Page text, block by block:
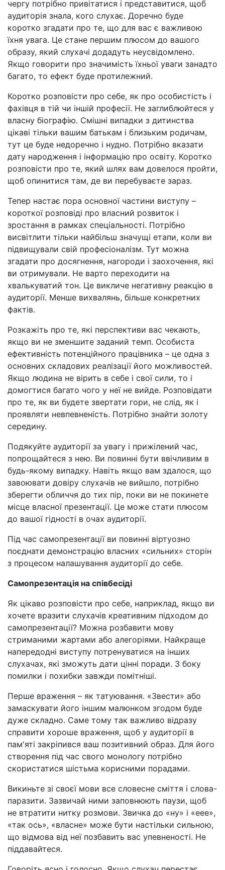
чергу потрібно привітатися і представитися, щоб
аудиторія знала, кого слухає. Доречно буде
коротко згадати про те, що для вас є важливою
їхня увага. Це стане першим плюсом до вашого
образу, який слухачі додадуть неусвідомлено.
Якщо говорити про значимість їхньої уваги занадто
багато, то ефект буде протилежний.
Коротко розповісти про себе, як про особистість і
фахівця в тій чи іншій професії. Не заглиблюйтеся у
власну біографію. Смішні випадки з дитинства
цікаві тільки вашим батькам і близьким родичам,
тут це буде недоречно і нудно. Потрібно вказати
дату народження і інформацію про освіту. Коротко
розповісти про те, який шлях вам довелося пройти,
щоб опинитися там, де ви перебуваєте зараз.
Тепер настає пора основної частини виступу –
короткої розповіді про власний розвиток і
зростання в рамках спеціальності. Потрібно
висвітлити тільки найбільш значущі етапи, коли ви
підвищували свій професіоналізм. Тут можна
згадати про досягнення, нагороди і заохочення, які
ви отримували. Не варто переходити на
хвалькуватий тон. Це викличе негативну реакцію в
аудиторії. Менше вихвалянь, більше конкретних
фактів.
Розкажіть про те, які перспективи вас чекають,
якщо ви не зменшите заданий темп. Особиста
ефективність потенційного працівника – це одна з
основних складових реалізації його можливостей.
Якщо людина не вірить в себе і свої сили, то і
домогтися багато чого у неї не вийде. Розповідати
про те, як ви будете звертати гори, не слід, як і
проявляти невпевненість. Потрібно знайти золоту
середину.
Подякуйте аудиторії за увагу і прижілений час,
попрощайтеся з нею. Ви повинні бути ввічливим в
будь-якому випадку. Навіть якщо вам здалося, що
завоювати довіру слухачів не вийшло, потрібно
зберегти обличчя до тих пір, поки ви не покинете
місце власної презентації. Це може стати плюсом
до вашої гідності в очах аудиторії.
Під час самопрезентації ви повинні віртуозно
поєднати демонстрацію власних «сильних» сторін
з процесом налашування аудиторії до себе.
Самопрезентація на співбесіді
Як цікаво розповісти про себе, наприклад, якщо ви
хочете вразити слухачів креативним підходом до
самопрезентації? Можна розбавити мову
стриманими жартами або алегоріями. Найкраще
напередодні виступу потренуватися на інших
слухачах, які зможуть дати цінні поради. З боку
помилки і похибки завжди помітніші.
Перше враження – як татуювання. «Звести» або
замаскувати його іншим малюнком згодом буде
дуже складно. Саме тому так важливо відразу
справити хороше враження, щоб у аудиторії в
пам'яті закріпився ваш позитивний образ. Для його
створення під час свого монологу потрібно
скористатися шістьма корисними порадами.
Викиньте зі своєї мови все словесне сміття і слова-
паразити. Зазвичай ними заповнюють паузи, щоб
не втратити нитку розмови. Звичка до «ну» і «еее»,
«так ось», «власне» може бути настільки сильною,
що відмова від неї позбавить вас упевненості. Не
піддавайтеся.